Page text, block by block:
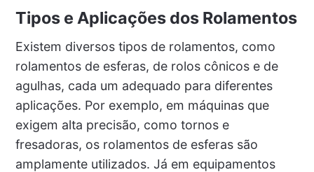
Tipos e Aplicações dos Rolamentos
Existem diversos tipos de rolamentos, como
rolamentos de esferas, de rolos cônicos e de
agulhas, cada um adequado para diferentes
aplicações. Por exemplo, em máquinas que
exigem alta precisão, como tornos e
fresadoras, os rolamentos de esferas são
amplamente utilizados. Já em equipamentos